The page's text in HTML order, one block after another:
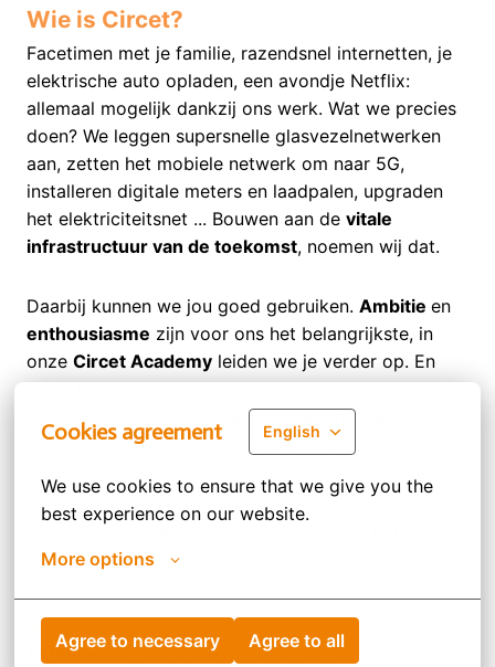
Cookies agreement English
We use cookies to ensure that we give you the
best experience on our website.
More options
Agree to necessary Agree to all
Wie is Circet?
Facetimen met je familie, razendsnel internetten, je
elektrische auto opladen, een avondje Netflix:
allemaal mogelijk dankzij ons werk. Wat we precies
doen? We leggen supersnelle glasvezelnetwerken
aan, zetten het mobiele netwerk om naar 5G,
installeren digitale meters en laadpalen, upgraden
het elektriciteitsnet ... Bouwen aan de vitale
infrastructuur van de toekomst, noemen wij dat.
Daarbij kunnen we jou goed gebruiken. Ambitie en
enthousiasme zijn voor ons het belangrijkste, in
onze Circet Academy leiden we je verder op. En
weet: bij ons zit je goed. We zijn wereldwijd een van
de snelst groeiende organisaties in ons vakgebied.
Dat komt omdat we expert zijn in wat we doen,
gaan.
Voor deze positie is acquisitie door W&S bureaus
niet gewenst.
Solliciteren?
Enthousiast geworden na het lezen van deze